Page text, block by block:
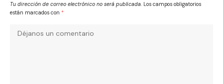
Tu dirección de correo electrónico no será publicada. Los campos obligatorios
están marcados con *